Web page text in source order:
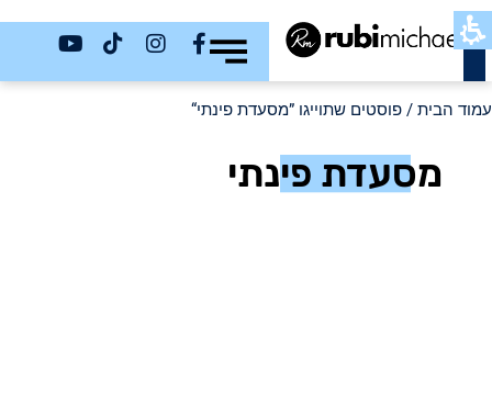
כשר
עמוד הבית / פוסטים שתוייגו ”מסעדת פינתי“
מסעדת פינתי